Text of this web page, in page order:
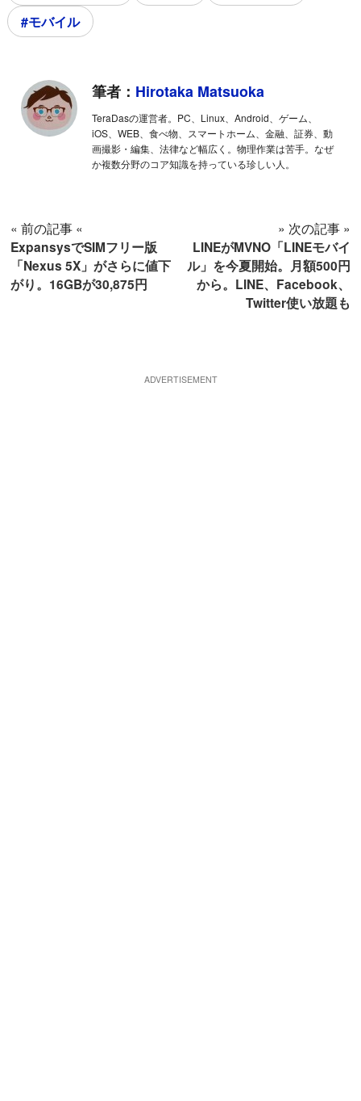
#モバイル
筆者： Hirotaka Matsuoka
TeraDasの運営者。PC、Linux、Android、ゲーム、
iOS、WEB、食べ物、スマートホーム、金融、証券、動
画撮影・編集、法律など幅広く。物理作業は苦手。なぜ
か複数分野のコア知識を持っている珍しい人。
« 前の記事 «
ExpansysでSIMフリー版
「Nexus 5X」がさらに値下
がり。16GBが30,875円
» 次の記事 »
LINEがMVNO「LINEモバイ
ル」を今夏開始。月額500円
から。LINE、Facebook、
Twitter使い放題も